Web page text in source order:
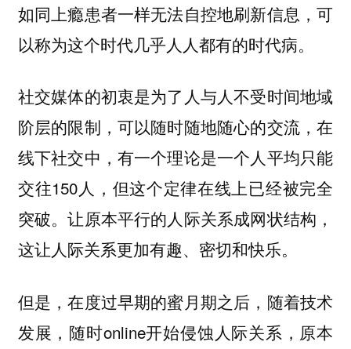
如同上瘾患者一样无法自控地刷新信息，可
以称为这个时代几乎人人都有的时代病。
社交媒体的初衷是为了人与人不受时间地域
阶层的限制，可以随时随地随心的交流，在
线下社交中，有一个理论是一个人平均只能
交往150人，但这个定律在线上已经被完全
突破。让原本平行的人际关系成网状结构，
这让人际关系更加有趣、密切和快乐。
但是，在度过早期的蜜月期之后，随着技术
发展，随时online开始侵蚀人际关系，原本